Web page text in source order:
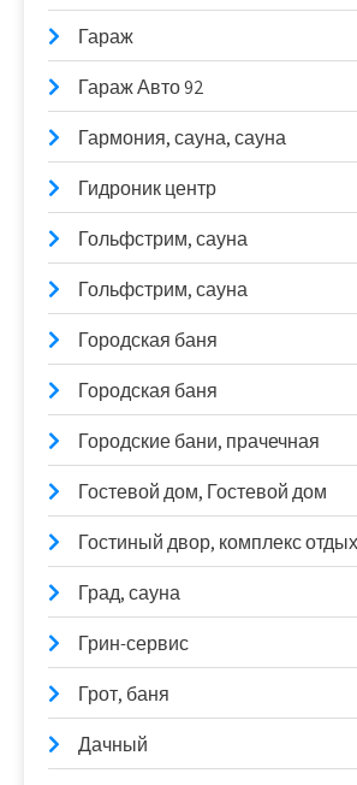
Гараж
Гараж Авто 92
Гармония, сауна, сауна
Гидроник центр
Гольфстрим, сауна
Гольфстрим, сауна
Городская баня
Городская баня
Городские бани, прачечная
Гостевой дом, Гостевой дом
Гостиный двор, комплекс
Град, сауна
Грин-сервис
Грот, баня
Дачный